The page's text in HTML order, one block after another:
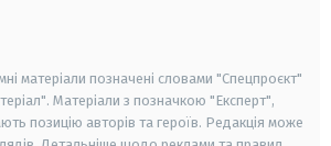
матеріали позначені словами "Спецпроєкт"
Матеріали з позначкою "Експерт",
позицію авторів та героїв. Редакція може